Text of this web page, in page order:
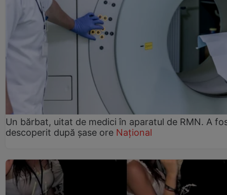
Un bărbat, uitat de medici în aparatul de RMN. A
descoperit după șase ore Național